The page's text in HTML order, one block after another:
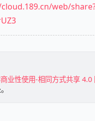
web/
业性使用-相同方式共享 4.0